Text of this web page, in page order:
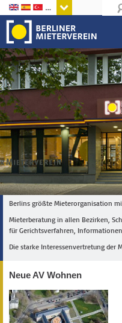
Sprachen
Berlins größte Mieterorganisation
Mieterberatung in allen Bezirken,
für Gerichtsverfahren,
Die starke Interessenvertretung der
Neue AV Wohnen